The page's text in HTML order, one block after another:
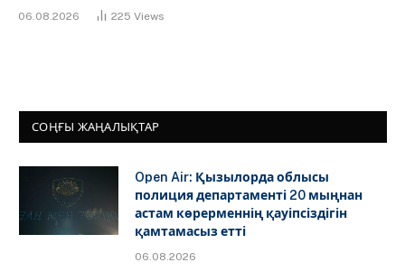
06.08.2026 225 Views
СОҢҒЫ ЖАҢАЛЫҚТАР
Open Air: Қызылорда облысы
полиция департаменті 20 мыңнан
астам көрерменнің қауіпсіздігін
қамтамасыз етті
06.08.2026